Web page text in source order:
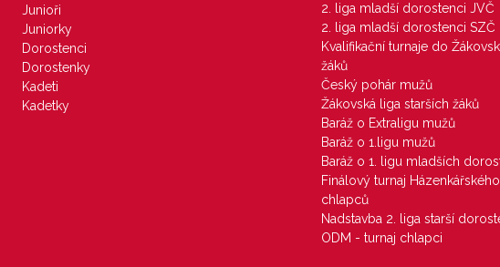
Junioři
Juniorky
Dorostenci
Dorostenky
Kadeti
Kadetky
2. liga mladší dorostenci JVČ
2. liga mladší dorostenci SZČ
Kvalifikační turnaje do
žáků
Český pohár mužů
Žákovská liga starších žáků
Baráž o Extraligu mužů
Baráž o 1.ligu mužů
Baráž o 1. ligu mladších
Finálový turnaj
chlapců
Nadstavba 2. liga starší
ODM - turnaj chlapci